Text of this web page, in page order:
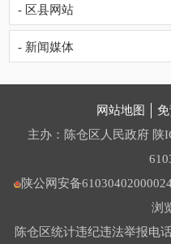
- 区县网站
- 新闻媒体
网站地图
主办：陈仓区人民政府 陕
陕公网安备
浏
陈仓区统计违纪违法举报电